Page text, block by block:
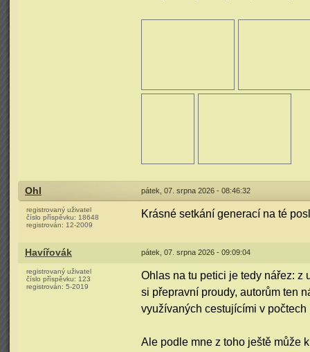
Ohl pátek, 07. srpna 2026 - 08:46:32
registrovaný uživatel
číslo příspěvku: 18648
registrován: 12-2009
Krásné setkání generací na té
Havířovák pátek, 07. srpna 2026 - 09:09:04
registrovaný uživatel
číslo příspěvku: 123
registrován: 5-2019
Ohlas na tu petici je tedy nářez: z
si přepravní proudy, autorům ten
využívaných cestujícími v
Ale podle mne z toho ještě může